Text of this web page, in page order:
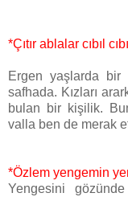
*Çıtır ablalar cıbıl cıbıl
Ergen yaşlarda bir
safhada. Kızları
bulan bir kişilik.
valla ben de merak
*Özlem yengemin
Yengesini